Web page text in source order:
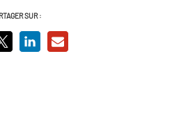
SUR :